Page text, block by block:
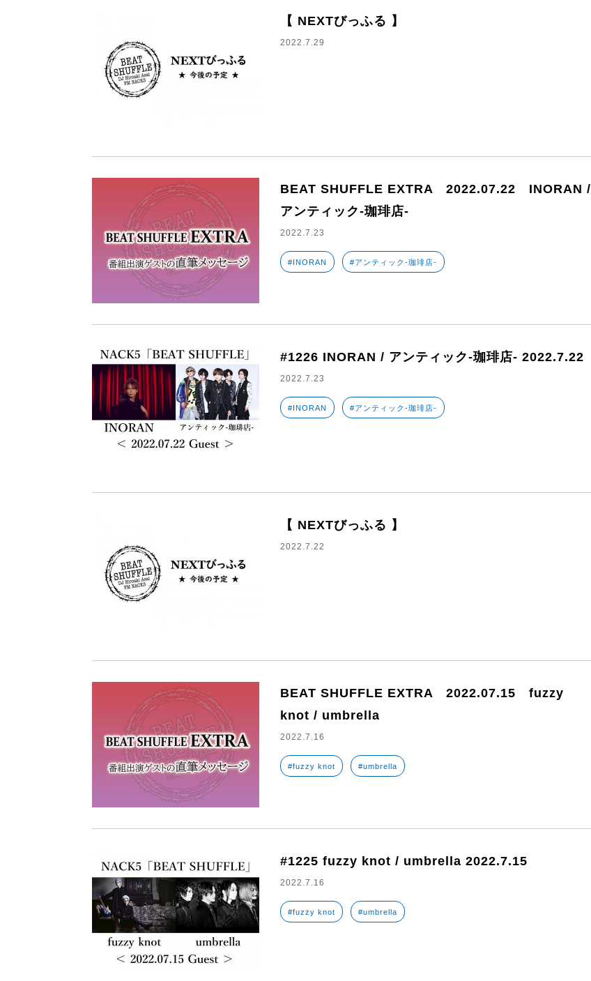
【 NEXTびっふる 】
2022.7.29
BEAT SHUFFLE EXTRA 2022.07.22 INORAN /
アンティック-珈琲店-
2022.7.23
#INORAN #アンティック-珈琲店-
#1226 INORAN / アンティック-珈琲店- 2022.7.22
2022.7.23
#INORAN #アンティック-珈琲店-
【 NEXTびっふる 】
2022.7.22
BEAT SHUFFLE EXTRA 2022.07.15 fuzzy
knot / umbrella
2022.7.16
#fuzzy knot #umbrella
#1225 fuzzy knot / umbrella 2022.7.15
2022.7.16
#fuzzy knot #umbrella